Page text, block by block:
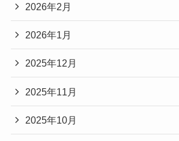
2026年2月
2026年1月
2025年12月
2025年11月
2025年10月